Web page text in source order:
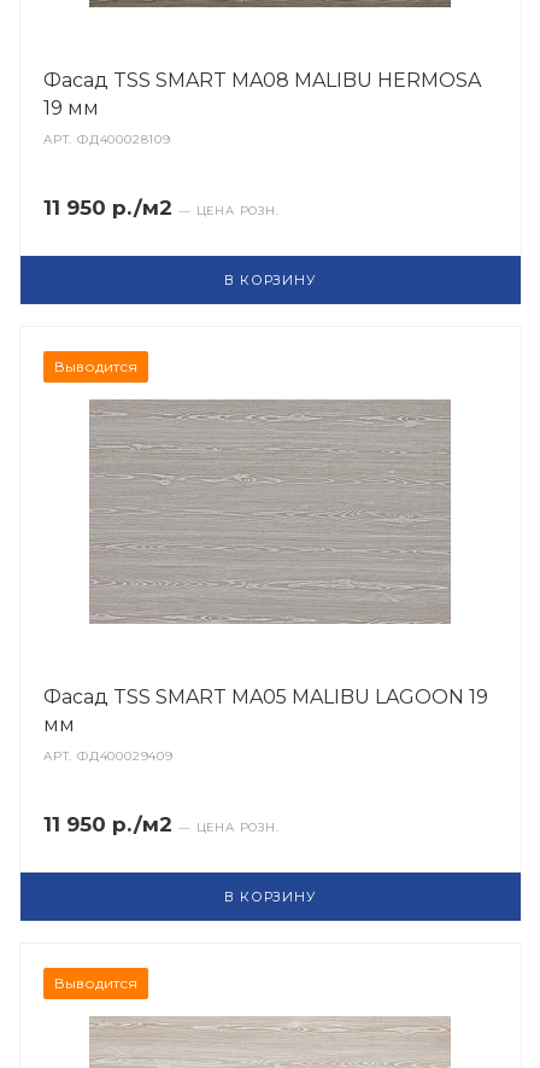
Фасад TSS SMART MA08 MALIBU HERMOSA
19 мм
АРТ.ФД400028109
11 950 р./м2 — ЦЕНА РОЗН.
В КОРЗИНУ
Выводится
Фасад TSS SMART MA05 MALIBU LAGOON 19
мм
АРТ.ФД400029409
11 950 р./м2 — ЦЕНА РОЗН.
В КОРЗИНУ
Выводится